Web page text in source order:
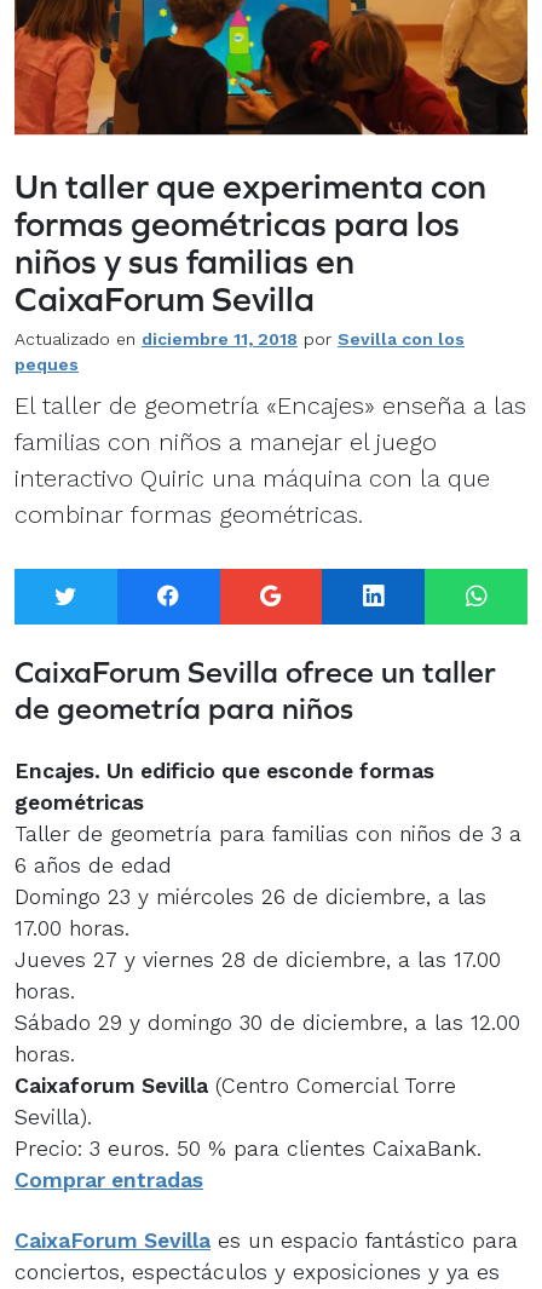
Un taller que experimenta con
formas geométricas para los
niños y sus familias en
CaixaForum Sevilla
Actualizado en diciembre 11, 2018 por Sevilla con los
peques
El taller de geometría «Encajes» enseña a las
familias con niños a manejar el juego
interactivo Quiric una máquina con la que
combinar formas geométricas.
Twitter Facebook Google+ LinkedIn
CaixaForum Sevilla ofrece un taller
de geometría para niños
Encajes. Un edificio que esconde formas
geométricas
Taller de geometría para familias con niños de 3 a
6 años de edad
Domingo 23 y miércoles 26 de diciembre, a las
17.00 horas.
Jueves 27 y viernes 28 de diciembre, a las 17.00
horas.
Sábado 29 y domingo 30 de diciembre, a las 12.00
horas.
Caixaforum Sevilla(Centro Comercial Torre
Sevilla).
Precio: 3 euros. 50 % para clientes CaixaBank.
Comprar entradas
CaixaForum Sevillaes un espacio fantástico para
conciertos, espectáculos y exposiciones y ya es